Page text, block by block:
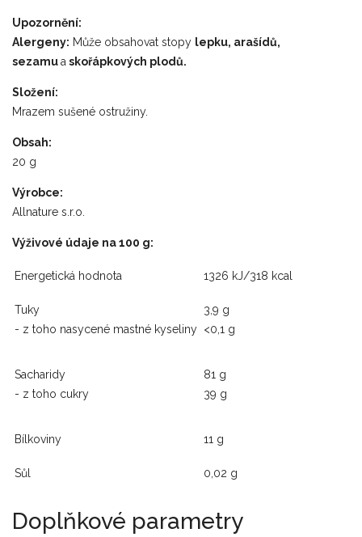
Upozornění:
Alergeny: Může obsahovat stopy lepku, arašídů,
sezamua skořápkových plodů.
Složení:
Mrazem sušené ostružiny.
Obsah:
20 g
Výrobce:
Allnature s.r.o.
Výživové údaje na 100 g:
Energetická hodnota 1326 kJ/318 kcal
Tuky
- z toho nasycené mastné kyseliny
3,9 g
<0,1 g
Sacharidy
- z toho cukry
81 g
39 g
Bílkoviny 11 g
Sůl 0,02 g
Doplňkové parametry